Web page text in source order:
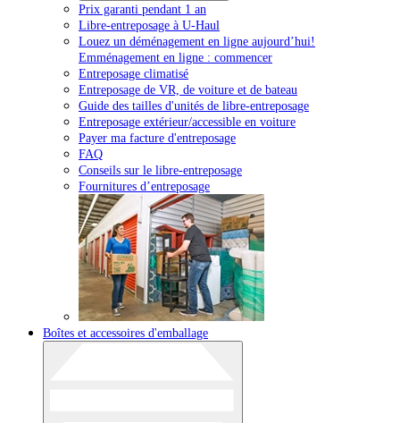
Prix garanti pendant 1 an
Libre-entreposage à U-Haul
Louez un déménagement en ligne aujourd’hui!
Emménagement en ligne : commencer
Entreposage climatisé
Entreposage de VR, de voiture et de bateau
Guide des tailles d'unités de libre-entreposage
Entreposage extérieur/accessible en voiture
Payer ma facture d'entreposage
FAQ
Conseils sur le libre-entreposage
Fournitures d’entreposage
Boîtes et accessoires d'emballage